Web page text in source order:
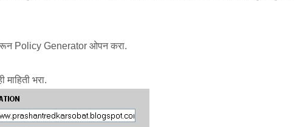
Policy Generator ओपन करा.
भरा.